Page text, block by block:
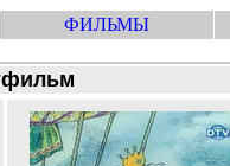
ФИЛЬМЫ